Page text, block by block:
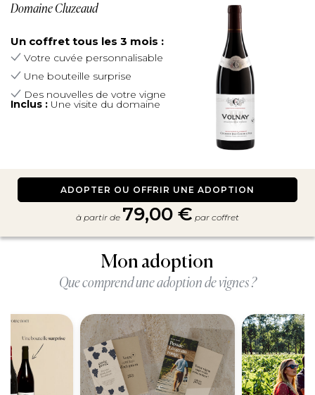
Domaine Cluzeaud
Un coffret tous les 3 mois :
Votre cuvée personnalisable
Une bouteille surprise
Des nouvelles de votre vigne
Inclus : Une visite du domaine
ADOPTER OU OFFRIR UNE ADOPTION
à partir de 79,00 € par coffret
Mon adoption
Que comprend une adoption de vignes ?